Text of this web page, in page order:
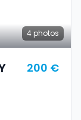
4 photos
200 €